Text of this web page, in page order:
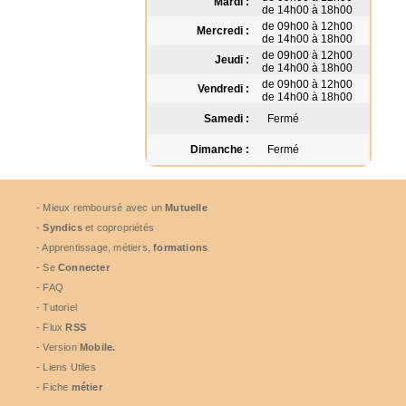
de 14h00 à 18h00
Mercredi :
de 09h00 à 12h00
de 14h00 à 18h00
Jeudi :
de 09h00 à 12h00
de 14h00 à 18h00
Vendredi :
de 09h00 à 12h00
de 14h00 à 18h00
Samedi :
Fermé
Dimanche : Fermé
- Mieux remboursé avec unMutuelle
-Syndicset copropriétés
- Apprentissage, métiers,formations
- Se Connecter
- FAQ
- Tutoriel
- FluxRSS
- Version Mobile.
- Liens Utiles
- Fiche métier